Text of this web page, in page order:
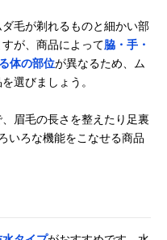
K18コーティング
テム
顔
肌にやさしい音波
振動でムダ毛をカ
足裏の古い角質も
脇・腕・足・ビ
毛が剃れるものと細かい部
が、商品によって脇・手・
体の部位が異なるため、ム
選びましょう。
、眉毛の長さを整えたり足裏
いろな機能をこなせる商品